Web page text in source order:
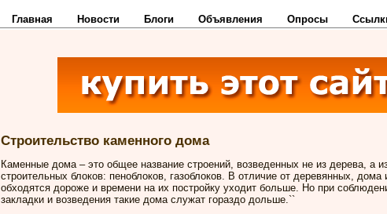
Главная Новости Блоги Объявления Опросы
Строительство каменного дома
Каменные дома – это общее название строений, возведенных не из дерева, а
строительных блоков: пеноблоков, газоблоков. В отличие от деревянных, дома
обходятся дороже и времени на их постройку уходит больше. Но при
закладки и возведения такие дома служат гораздо дольше.``